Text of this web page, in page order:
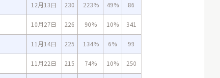
12月13日 230 223% 49% 86
10月27日 226 90% 10% 341
11月14日 225 134% 6% 99
11月22日 215 74% 10% 250